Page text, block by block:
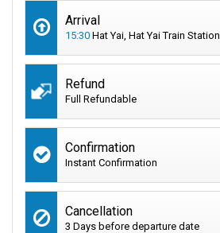
Arrival
15:30 Hat Yai, Hat Yai Train Station
Refund
Full Refundable
Confirmation
Instant Confirmation
Cancellation
3 Days before departure date